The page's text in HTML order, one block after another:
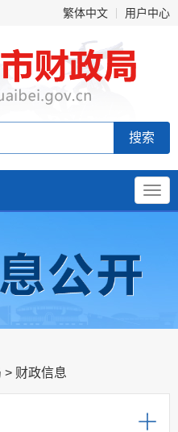
繁体中文 用户中心
> 财政信息